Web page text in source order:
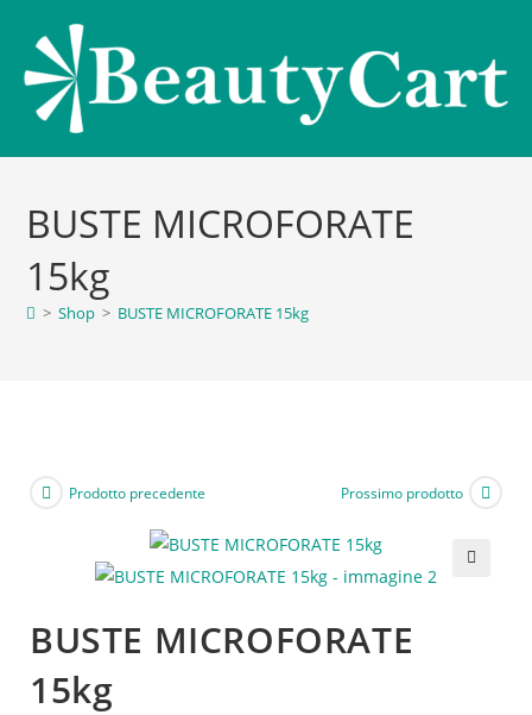
BUSTE MICROFORATE
15kg
> Shop > BUSTE MICROFORATE 15kg
Prodotto precedente Prossimo prodotto
BUSTE MICROFORATE
15kg